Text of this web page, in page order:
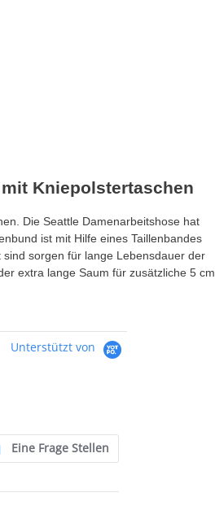
Kniepolstertaschen
Die Seattle Damenarbeitshose hat
ist mit Hilfe eines Taillenbandes
sorgen für lange Lebensdauer der
extra lange Saum für zusätzliche 5 cm
Unterstützt von
Eine Frage Stellen